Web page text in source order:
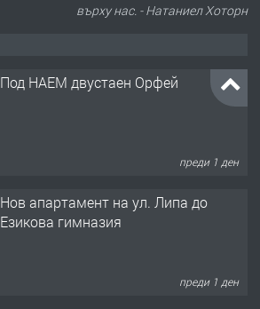
върху нас. - Натаниел Хоторн
Под НАЕМ двустаен Орфей
преди 1 ден
Нов апартамент на ул. Липа до
Езикова гимназия
преди 1 ден